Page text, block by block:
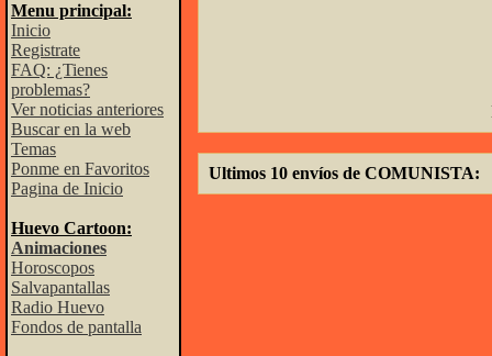
Menu principal:
Inicio
Registrate
FAQ: ¿Tienes
problemas?
Ver noticias anteriores
Buscar en la web
Temas
Ponme en Favoritos
Pagina de Inicio
Huevo Cartoon:
Animaciones
Horoscopos
Salvapantallas
Radio Huevo
Fondos de pantalla
Ultimos 10 envíos de COMUNISTA: